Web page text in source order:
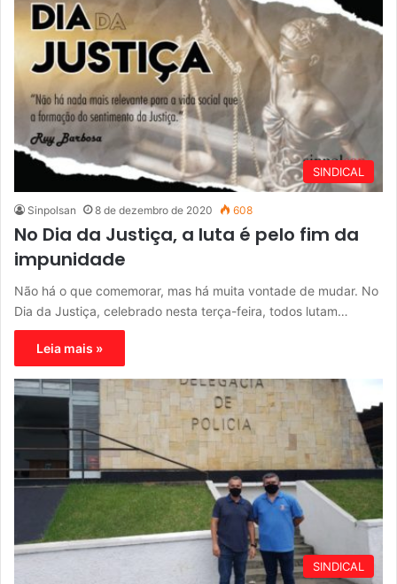
SINDICAL
Sinpolsan 8 de dezembro de 2020 608
No Dia da Justiça, a luta é pelo fim da
impunidade
Não há o que comemorar, mas há muita vontade de mudar. No
Dia da Justiça, celebrado nesta terça-feira, todos lutam…
Leia mais »
SINDICAL